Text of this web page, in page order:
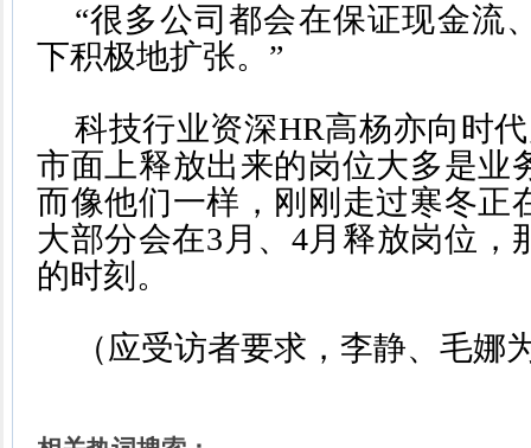
“很多公司都会在保证现金流
下积极地扩张。”
科技行业资深HR高杨亦向时
市面上释放出来的岗位大多是业
而像他们一样，刚刚走过寒冬正
大部分会在3月、4月释放岗位，
的时刻。
（应受访者要求，李静、毛娜